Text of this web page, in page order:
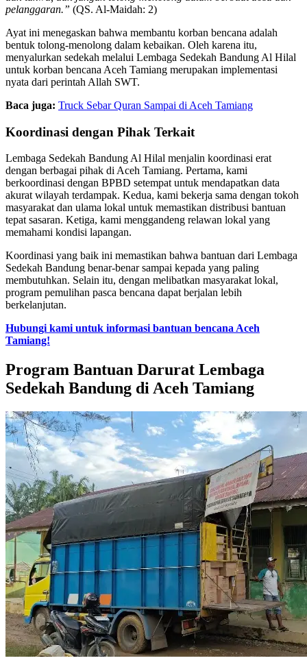
pelanggaran.” (QS. Al-Maidah: 2)
Ayat ini menegaskan bahwa membantu korban bencana adalah
bentuk tolong-menolong dalam kebaikan. Oleh karena itu,
menyalurkan sedekah melalui Lembaga Sedekah Bandung Al Hilal
untuk korban bencana Aceh Tamiang merupakan implementasi
nyata dari perintah Allah SWT.
Baca juga: Truck Sebar Quran Sampai di Aceh Tamiang
Koordinasi dengan Pihak Terkait
Lembaga Sedekah Bandung Al Hilal menjalin koordinasi erat
dengan berbagai pihak di Aceh Tamiang. Pertama, kami
berkoordinasi dengan BPBD setempat untuk mendapatkan data
akurat wilayah terdampak. Kedua, kami bekerja sama dengan tokoh
masyarakat dan ulama lokal untuk memastikan distribusi bantuan
tepat sasaran. Ketiga, kami menggandeng relawan lokal yang
memahami kondisi lapangan.
Koordinasi yang baik ini memastikan bahwa bantuan dari Lembaga
Sedekah Bandung benar-benar sampai kepada yang paling
membutuhkan. Selain itu, dengan melibatkan masyarakat lokal,
program pemulihan pasca bencana dapat berjalan lebih
berkelanjutan.
Hubungi kami untuk informasi bantuan bencana Aceh
Tamiang!
Program Bantuan Darurat Lembaga
Sedekah Bandung di Aceh Tamiang